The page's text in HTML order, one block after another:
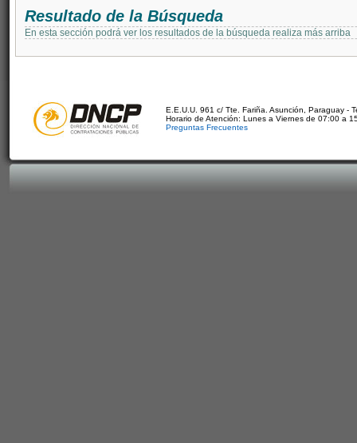
Resultado de la Búsqueda
En esta sección podrá ver los resultados de la búsqueda realiza más arriba
E.E.U.U. 961 c/ Tte. Fariña. Asunción, Paraguay -
Horario de Atención: Lunes a Viernes de 07:00 a
Preguntas Frecuentes